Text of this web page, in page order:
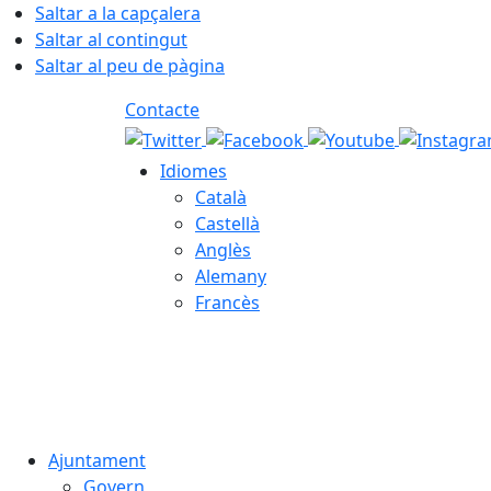
Saltar a la capçalera
Saltar al contingut
Saltar al peu de pàgina
Contacte
Idiomes
Català
Castellà
Anglès
Alemany
Francès
Ajuntament